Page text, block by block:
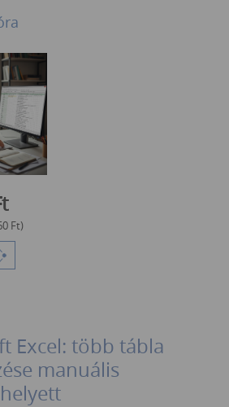
Ft)
XKeres (XLookUp) stb.
Az Excel program közepes
stb., Ha/If stb.) használata
Táblázat funkció strukturált
kapcsolatok (elsődleges és
FKeres
egyezéssel FKeres
XKeres
egyezéssel XKeres
XKeres
és Hol.Van (Match)
kétirányú
(Index), Hol.Van (Match) és
(XMatch) függvény
Excel: több tábla
manuális